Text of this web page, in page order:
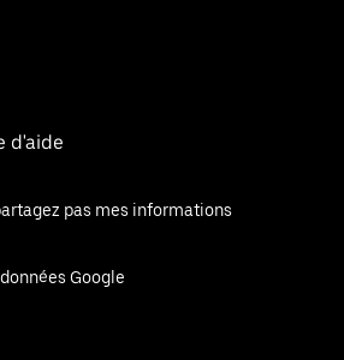
d'aide
pas mes informations
Google